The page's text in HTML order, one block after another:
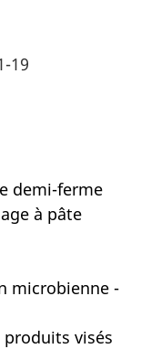
19
demi-ferme
à pâte
microbienne -
produits visés